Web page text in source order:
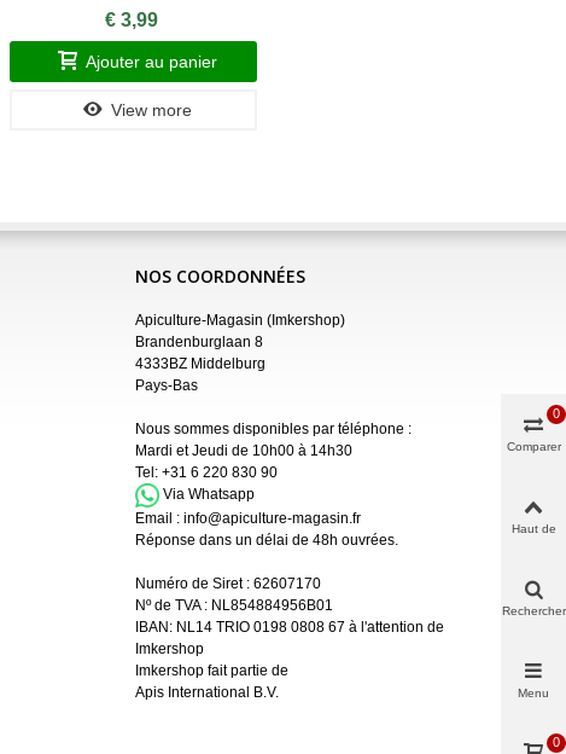
€ 3,99
Ajouter au panier
View more
NOS COORDONNÉES
Apiculture-Magasin (Imkershop)
Brandenburglaan 8
4333BZ Middelburg
Pays-Bas
Nous sommes disponibles par téléphone :
Mardi et Jeudi de 10h00 à 14h30
Tel: +31 6 220 830 90
Via Whatsapp
Email : info@apiculture-magasin.fr
Réponse dans un délai de 48h ouvrées.
Numéro de Siret : 62607170
Nº de TVA : NL854884956B01
IBAN: NL14 TRIO 0198 0808 67 à l'attention de
Imkershop
Imkershop fait partie de
Apis International B.V.
Comparer
0
Haut de
Rechercher
Menu
0